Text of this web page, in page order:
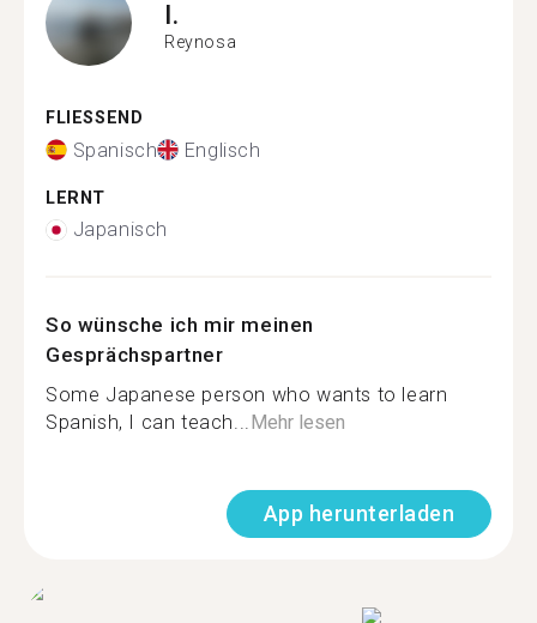
I.
Reynosa
FLIESSEND
Spanisch Englisch
LERNT
Japanisch
So wünsche ich mir meinen
Gesprächspartner
Some Japanese person who wants to learn
Spanish, I can teach...Mehr lesen
App herunterladen